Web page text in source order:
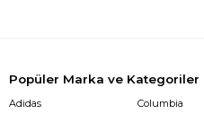
Popüler Marka ve Kategoriler
Adidas
Columbia